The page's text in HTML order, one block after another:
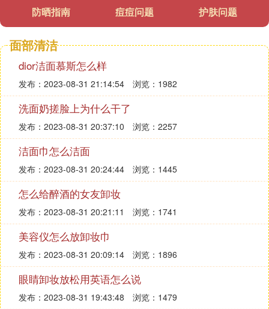
防晒指南 痘痘问题 护肤问题
面部清洁
dior洁面慕斯怎么样
发布：2023-08-31 21:14:54 浏览：1982
洗面奶搓脸上为什么干了
发布：2023-08-31 20:37:10 浏览：2257
洁面巾怎么洁面
发布：2023-08-31 20:24:44 浏览：1445
怎么给醉酒的女友卸妆
发布：2023-08-31 20:21:11 浏览：1741
美容仪怎么放卸妆巾
发布：2023-08-31 20:09:14 浏览：1896
眼睛卸妆放松用英语怎么说
发布：2023-08-31 19:43:48 浏览：1479